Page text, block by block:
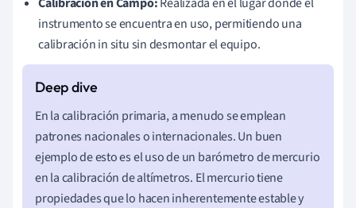
instrumento se encuentra en uso, permitiendo una
calibración in situ sin desmontar el equipo.
En la calibración primaria, a menudo se emplean
patrones nacionales o internacionales. Un buen
ejemplo de esto es el uso de un barómetro de mercurio
en la calibración de altímetros. El mercurio tiene
propiedades que lo hacen inherentemente estable y